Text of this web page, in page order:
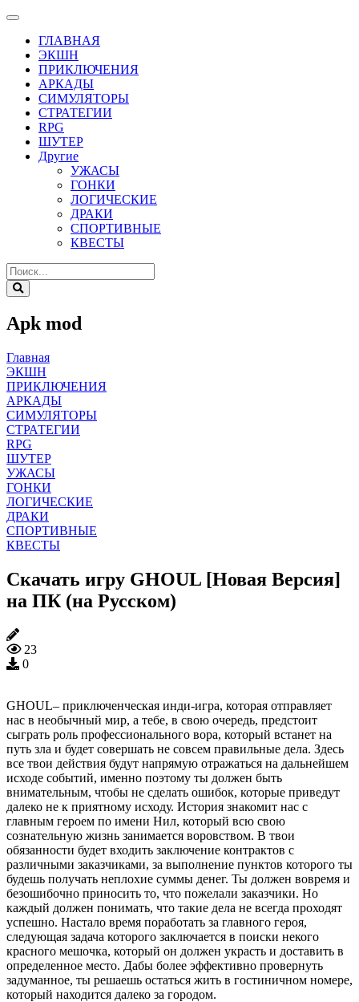
ГЛАВНАЯ
ЭКШН
ПРИКЛЮЧЕНИЯ
АРКАДЫ
СИМУЛЯТОРЫ
СТРАТЕГИИ
RPG
ШУТЕР
Другие
УЖАСЫ
ГОНКИ
ЛОГИЧЕСКИЕ
ДРАКИ
СПОРТИВНЫЕ
КВЕСТЫ
Apk mod
Главная
ЭКШН
ПРИКЛЮЧЕНИЯ
АРКАДЫ
СИМУЛЯТОРЫ
СТРАТЕГИИ
RPG
ШУТЕР
УЖАСЫ
ГОНКИ
ЛОГИЧЕСКИЕ
ДРАКИ
СПОРТИВНЫЕ
КВЕСТЫ
Скачать игру GHOUL [Новая Версия]
на ПК (на Русском)
23
0
GHOUL– приключенческая инди-игра, которая отправляет
нас в необычный мир, а тебе, в свою очередь, предстоит
сыграть роль профессионального вора, который встанет на
путь зла и будет совершать не совсем правильные дела. Здесь
все твои действия будут напрямую отражаться на дальнейшем
исходе событий, именно поэтому ты должен быть
внимательным, чтобы не сделать ошибок, которые приведут
далеко не к приятному исходу. История знакомит нас с
главным героем по имени Нил, который всю свою
сознательную жизнь занимается воровством. В твои
обязанности будет входить заключение контрактов с
различными заказчиками, за выполнение пунктов которого ты
будешь получать неплохие суммы денег. Ты должен вовремя и
безошибочно приносить то, что пожелали заказчики. Но
каждый должен понимать, что такие дела не всегда проходят
успешно. Настало время поработать за главного героя,
следующая задача которого заключается в поиски некого
красного мешочка, который он должен украсть и доставить в
определенное место. Дабы более эффективно провернуть
задуманное, ты решаешь остаться жить в гостиничном номере,
который находится далеко за городом.